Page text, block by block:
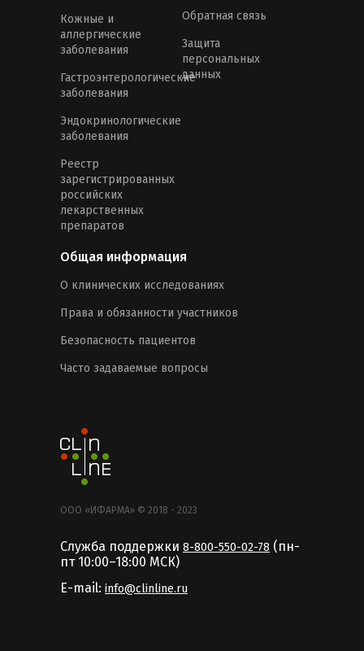
Кожные и
аллергические
заболевания
Гастроэнтерологические
заболевания
Эндокринологические
заболевания
Реестр
зарегистрированных
российских
лекарственных
препаратов
Обратная связь
Защита
персональных
данных
Общая информация
О клинических исследованиях
Права и обязанности участников
Безопасность пациентов
Часто задаваемые вопросы
ООО «ИФАРМА» © 2018 - 2023
Служба поддержки 8-800-550-02-78 (пн-
пт 10:00–18:00 MCК)
E-mail: info@clinline.ru